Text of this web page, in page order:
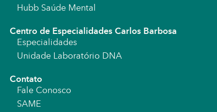
Hubb Saúde Mental
Centro de Especialidades Carlos Barbosa
Especialidades
Unidade Laboratório DNA
Contato
Fale Conosco
SAME